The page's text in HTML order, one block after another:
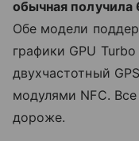
обычная
Обе модели
графики GPU
двухчастотный
модулями NFC.
дороже.